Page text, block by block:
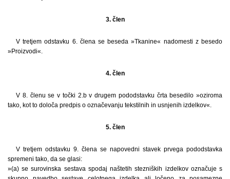
3. člen
V tretjem odstavku 6. člena se beseda »Tkanine« nadomesti z besedo
»Proizvodi«.
4. člen
V 8. členu se v točki 2.b v drugem pododstavku črta besedilo »oziroma
tako, kot to določa predpis o označevanju tekstilnih in usnjenih izdelkov«.
5. člen
V tretjem odstavku 9. člena se napovedni stavek prvega pododstavka
spremeni tako, da se glasi:
»(a) se surovinska sestava spodaj naštetih stezniških izdelkov označuje s